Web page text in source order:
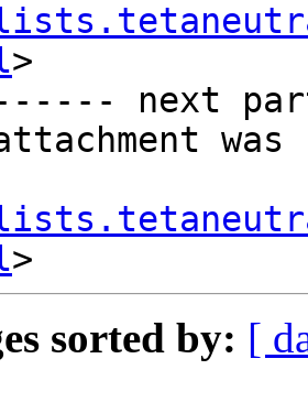
>
next
attachment
sorted by: [